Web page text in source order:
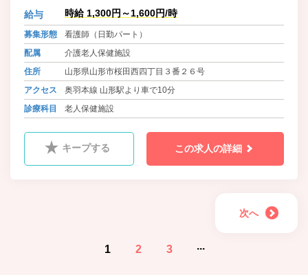
ターやヘルパーステーションを併設
した特別養護老人ホームが隣接す
す。
給与 時給 1,300円～1,600円/時
募集形態
看護師（日勤パート）
配属
介護老人保健施設
住所
山形県山形市桜田西四丁目３番２６号
アクセス
奥羽本線 山形駅より車で10分
診療科目
老人保健施設
キープする この求人の詳細
次へ
1 2 3 ...